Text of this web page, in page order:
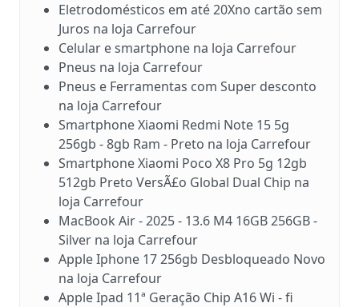
Eletrodomésticos em até 20Xno cartão sem
Juros na loja Carrefour
Celular e smartphone na loja Carrefour
Pneus na loja Carrefour
Pneus e Ferramentas com Super desconto
na loja Carrefour
Smartphone Xiaomi Redmi Note 15 5g
256gb - 8gb Ram - Preto na loja Carrefour
Smartphone Xiaomi Poco X8 Pro 5g 12gb
512gb Preto VersÃ£o Global Dual Chip na
loja Carrefour
MacBook Air - 2025 - 13.6 M4 16GB 256GB -
Silver na loja Carrefour
Apple Iphone 17 256gb Desbloqueado Novo
na loja Carrefour
Apple Ipad 11ª Geração Chip A16 Wi - fi